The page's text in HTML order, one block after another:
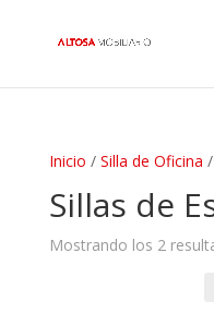
Inicio / Silla de Oficina
Sillas de
Mostrando los 2